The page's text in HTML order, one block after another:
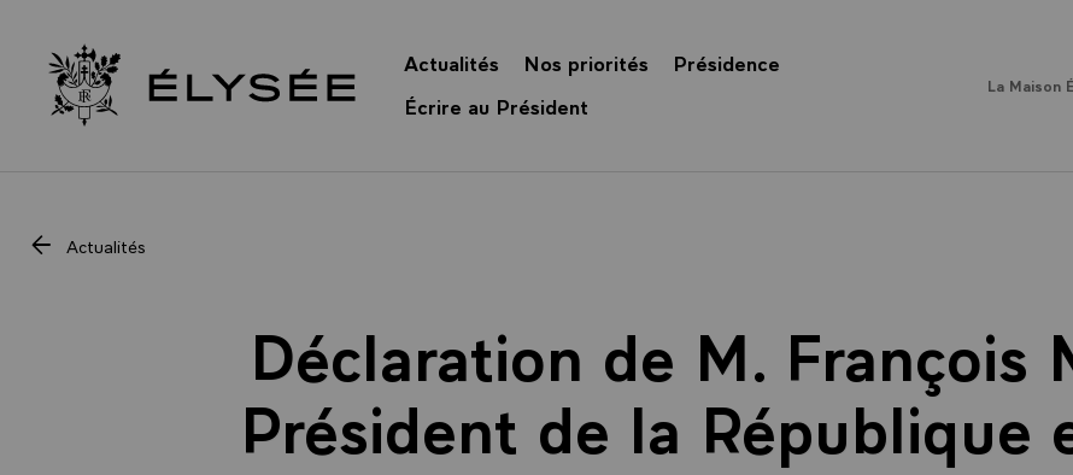
Retour à l’accueil Élysée
Actualités Nos priorités
Présidence
Écrire au Président
La Maison
Actualités
Déclaration de M. François
Président de la République